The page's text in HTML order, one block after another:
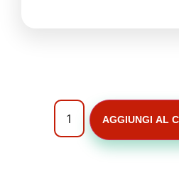
AGGIUNGI AL